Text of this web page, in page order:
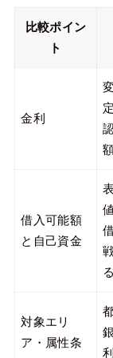
比較ポイン
ト
金利
借入可能額
と自己資金
対象エリ
ア・属性条